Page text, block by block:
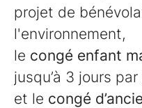
projet de
l'environnement,
le congé enfant
jusqu’à 3 jours
et le congé